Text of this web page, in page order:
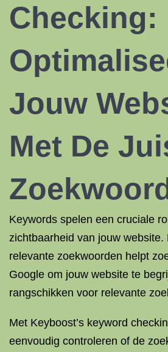
Checking:
Jouw
Met De
Keywords spelen een cruciale
zichtbaarheid van jouw website.
relevante zoekwoorden helpt
Google om jouw website te
rangschikken voor relevante
Met Keyboost’s keyword
eenvoudig controleren of de